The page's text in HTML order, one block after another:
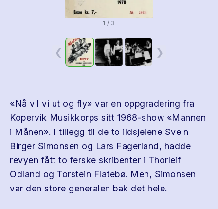
1 / 3
❮ ❯
«Nå vil vi ut og fly» var en oppgradering fra
Kopervik Musikkorps sitt 1968-show «Mannen
i Månen». I tillegg til de to ildsjelene Svein
Birger Simonsen og Lars Fagerland, hadde
revyen fått to ferske skribenter i Thorleif
Odland og Torstein Flatebø. Men, Simonsen
var den store generalen bak det hele.